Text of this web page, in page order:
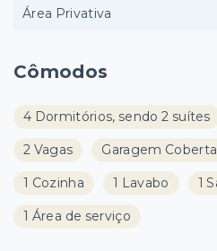
Cômodos
4 Dormitórios, sendo 2 suítes
2 Vagas Garagem Coberta
1 Cozinha 1 Lavabo 1
1 Área de serviço
Área Privativa